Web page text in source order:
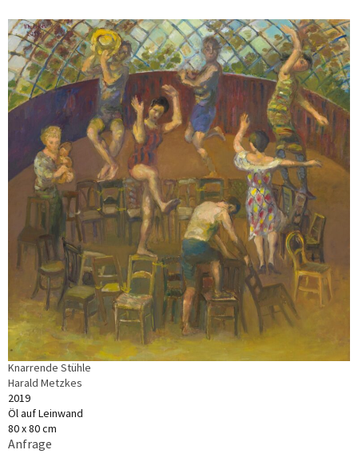
Knarrende Stühle
Harald Metzkes
2019
Öl auf Leinwand
80 x 80 cm
Anfrage